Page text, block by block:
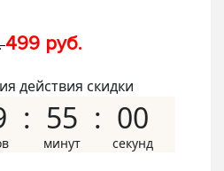
499 руб.
действия скидки
54 59